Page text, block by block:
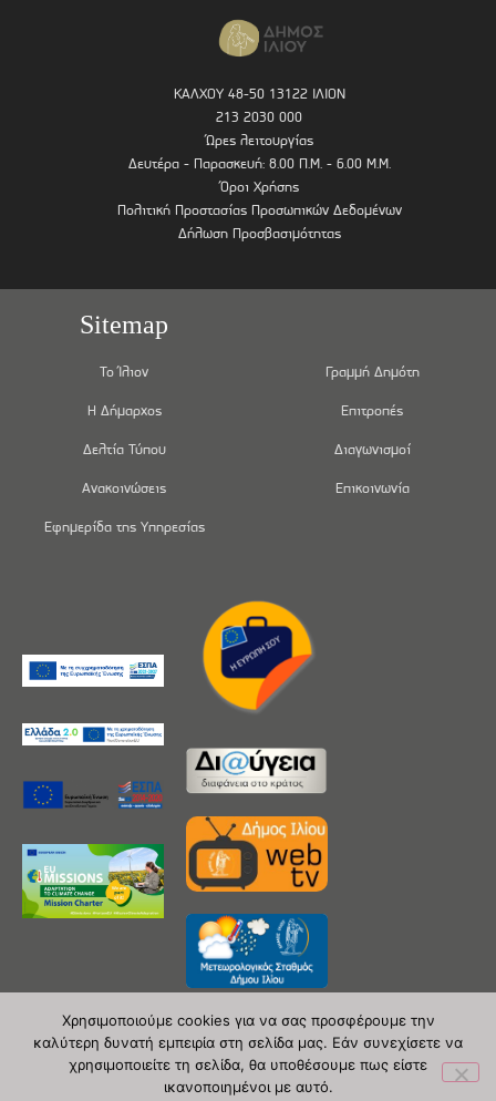
ΚΑΛΧΟΥ 48-50 13122 ΙΛΙΟΝ
213 2030 000
Ώρες λειτουργίας
Δευτέρα - Παρασκευή: 8.00 Π.Μ. - 6.00 Μ.Μ.
Όροι Χρήσης
Πολιτική Προστασίας Προσωπικών Δεδομένων
Δήλωση Προσβασιμότητας
Sitemap
Το Ίλιον
Η Δήμαρχος
Δελτία Τύπου
Ανακοινώσεις
Εφημερίδα της Υπηρεσίας
Γραμμή Δημότη
Επιτροπές
Διαγωνισμοί
Επικοινωνία
Copyright 2020 © Δήμος Ιλίου
Χρησιμοποιούμε cookies για να σας προσφέρουμε την
καλύτερη δυνατή εμπειρία στη σελίδα μας. Εάν συνεχίσετε να
χρησιμοποιείτε τη σελίδα, θα υποθέσουμε πως είστε
ικανοποιημένοι με αυτό.